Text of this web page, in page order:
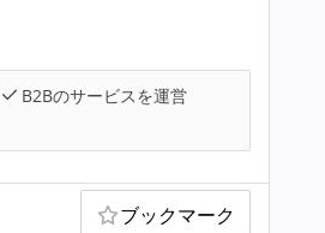
B2Bのサービスを運営
ブックマーク